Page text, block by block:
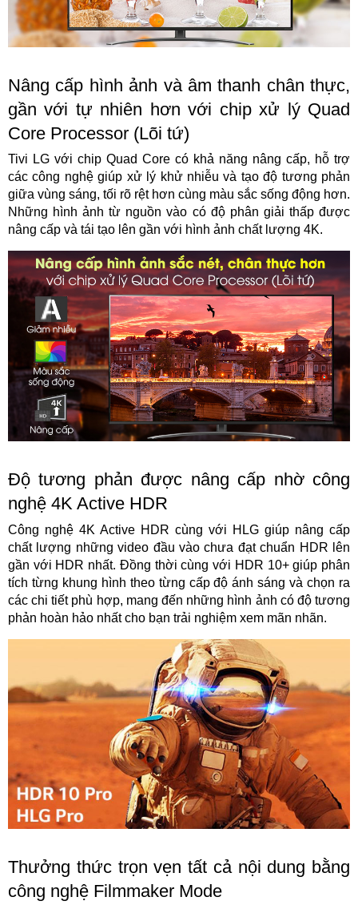
Nâng cấp hình ảnh và âm thanh chân thực,
gần với tự nhiên hơn với chip xử lý Quad
Core Processor (Lõi tứ)
Tivi LG với chip Quad Core có khả năng nâng cấp, hỗ trợ
các công nghệ giúp xử lý khử nhiễu và tạo độ tương phản
giữa vùng sáng, tối rõ rệt hơn cùng màu sắc sống động hơn.
Những hình ảnh từ nguồn vào có độ phân giải thấp được
nâng cấp và tái tạo lên gần với hình ảnh chất lượng 4K.
Độ tương phản được nâng cấp nhờ công
nghệ 4K Active HDR
Công nghệ 4K Active HDR cùng với HLG giúp nâng cấp
chất lượng những video đầu vào chưa đạt chuẩn HDR lên
gần với HDR nhất. Đồng thời cùng với HDR 10+ giúp phân
tích từng khung hình theo từng cấp độ ánh sáng và chọn ra
các chi tiết phù hợp, mang đến những hình ảnh có độ tương
phản hoàn hảo nhất cho bạn trải nghiệm xem mãn nhãn.
Thưởng thức trọn vẹn tất cả nội dung bằng
công nghệ Filmmaker Mode